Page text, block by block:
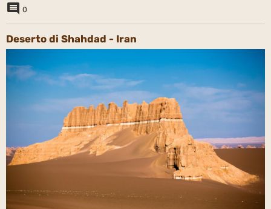
0
Deserto di Shahdad - Iran